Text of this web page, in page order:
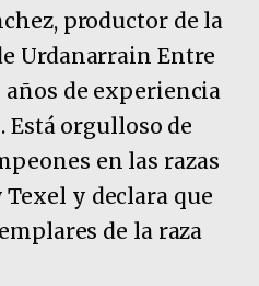
productor de la
Urdanarrain Entre
años de experiencia
Está orgulloso de
en las razas
y declara que
de la raza